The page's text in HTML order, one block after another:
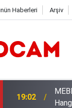
Haberleri Arşiv
12:02